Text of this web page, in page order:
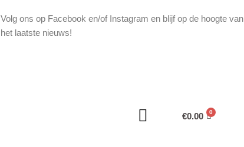
Volg ons op Facebook en/of Instagram en blijf op de hoogte van
het laatste nieuws!
€0.00